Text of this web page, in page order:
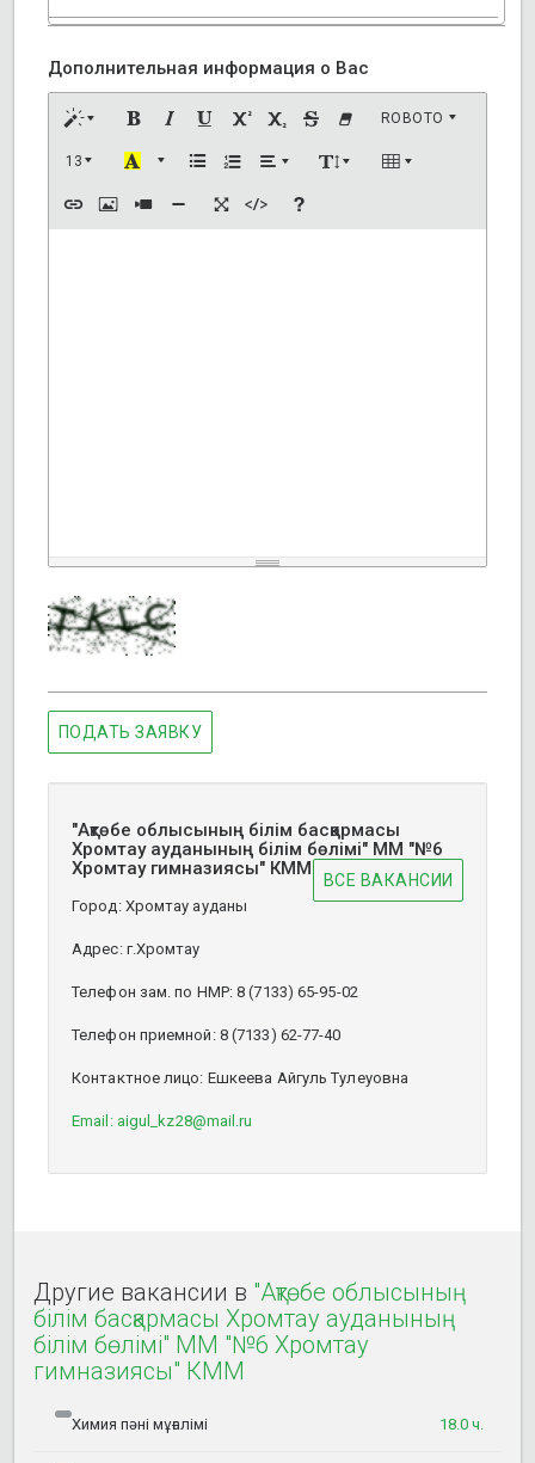
Дополнительная информация о Вас
ROBOTO
13
ПОДАТЬ ЗАЯВКУ
"Ақтөбе облысының білім басқармасы
Хромтау ауданының білім бөлімі" ММ "№6
Хромтау гимназиясы" КММ
ВСЕ ВАКАНСИИ
Город: Хромтау ауданы
Адрес: г.Хромтау
Телефон зам. по НМР: 8 (7133) 65-95-02
Телефон приемной: 8 (7133) 62-77-40
Контактное лицо: Ешкеева Айгуль Тулеуовна
Email: aigul_kz28@mail.ru
Другие вакансии в "Ақтөбе облысының
білім басқармасы Хромтау ауданының
білім бөлімі" ММ "№6 Хромтау
гимназиясы" КММ
Химия пәні мұғалімі 18.0 ч.